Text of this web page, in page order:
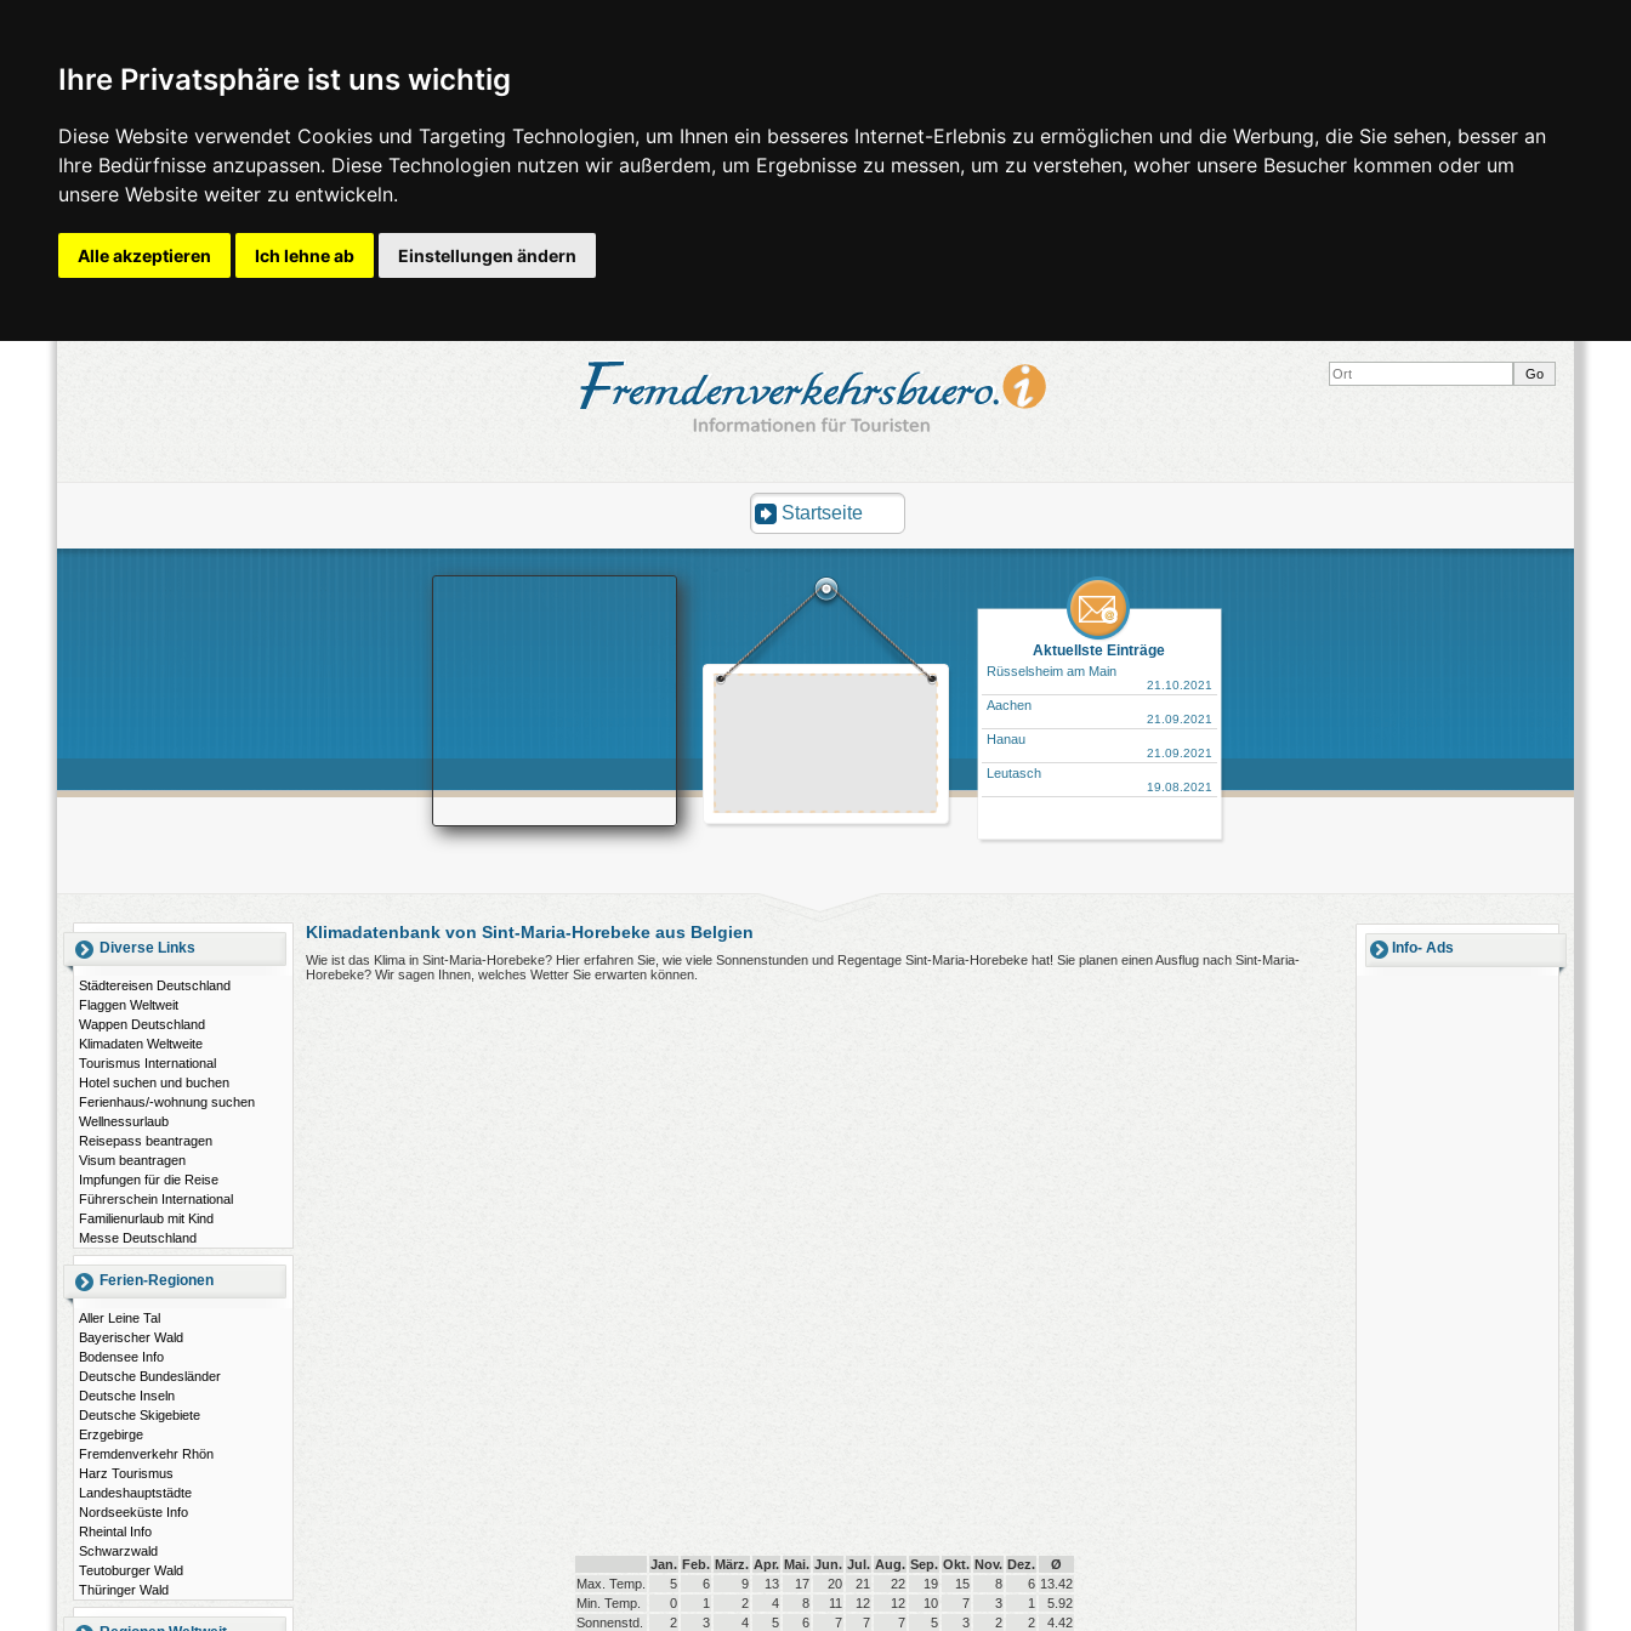
Ihre Privatsphäre ist uns wichtig
Diese Website verwendet Cookies und Targeting Technologien, um Ihnen ein besseres Internet-Erlebnis zu ermöglichen und die Werbung, die Sie sehen, besser an
Ihre Bedürfnisse anzupassen. Diese Technologien nutzen wir außerdem, um Ergebnisse zu messen, um zu verstehen, woher unsere Besucher kommen oder um
unsere Website weiter zu entwickeln.
Alle akzeptieren Ich lehne ab Einstellungen ändern
Startseite
Aktuellste Einträge
Rüsselsheim am Main
21.10.2021
Aachen
21.09.2021
Hanau
21.09.2021
Leutasch
19.08.2021
Diverse Links
Städtereisen Deutschland
Flaggen Weltweit
Wappen Deutschland
Klimadaten Weltweite
Tourismus International
Hotel suchen und buchen
Ferienhaus/-wohnung suchen
Wellnessurlaub
Reisepass beantragen
Visum beantragen
Impfungen für die Reise
Führerschein International
Familienurlaub mit Kind
Messe Deutschland
Ferien-Regionen
Aller Leine Tal
Bayerischer Wald
Bodensee Info
Deutsche Bundesländer
Deutsche Inseln
Deutsche Skigebiete
Erzgebirge
Fremdenverkehr Rhön
Harz Tourismus
Landeshauptstädte
Nordseeküste Info
Rheintal Info
Schwarzwald
Teutoburger Wald
Thüringer Wald
Info- Ads
Klimadatenbank von Sint-Maria-Horebeke aus Belgien
Wie ist das Klima in Sint-Maria-Horebeke? Hier erfahren Sie, wie viele Sonnenstunden und Regentage Sint-Maria-Horebeke hat! Sie planen einen Ausflug nach Sint-Maria-
Horebeke? Wir sagen Ihnen, welches Wetter Sie erwarten können.
Jan. Feb. März. Apr. Mai. Jun. Jul. Aug. Sep. Okt. Nov. Dez.
Ø
Max. Temp.
5 6 9 13 17 20 21 22 19 15 8 6 13.42
Min. Temp.
0 1 2 4 8 11 12 12 10 7 3 1
5.92
Sonnenstd.
2 3 4 5 6 7 7 7 5 3 2 2 4.42